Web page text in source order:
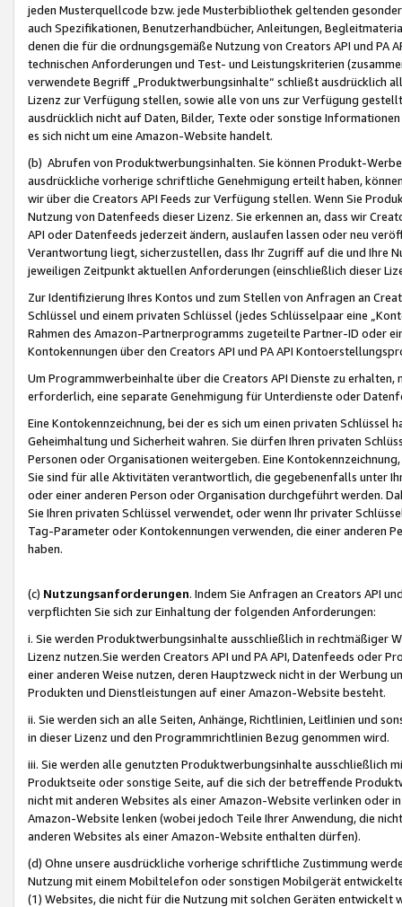
jeden Musterquellcode bzw. jede Musterbibliothek geltenden
auch Spezifikationen, Benutzerhandbücher, Anleitungen,
denen die für die ordnungsgemäße Nutzung von Creators API und PA
technischen Anforderungen und Test- und Leistungskriterien
verwendete Begriff „Produktwerbungsinhalte“ schließt ausdrücklich
Lizenz zur Verfügung stellen, sowie alle von uns zur Verfügung
ausdrücklich nicht auf Daten, Bilder, Texte oder sonstige
es sich nicht um eine Amazon-Website handelt.
(b) Abrufen von Produktwerbungsinhalten. Sie können Produkt-
ausdrückliche vorherige schriftliche Genehmigung erteilt haben,
wir über die Creators API Feeds zur Verfügung stellen. Wenn Sie
Nutzung von Datenfeeds dieser Lizenz. Sie erkennen an, dass wir
API oder Datenfeeds jederzeit ändern, auslaufen lassen oder neu
Verantwortung liegt, sicherzustellen, dass Ihr Zugriff auf die und Ihre
jeweiligen Zeitpunkt aktuellen Anforderungen (einschließlich dieser
Zur Identifizierung Ihres Kontos und zum Stellen von Anfragen an
Schlüssel und einem privaten Schlüssel (jedes Schlüsselpaar eine
Rahmen des Amazon-Partnerprogramms zugeteilte Partner-ID oder
Kontokennungen über den Creators API und PA API
Um Programmwerbeinhalte über die Creators API Dienste zu
erforderlich, eine separate Genehmigung für Unterdienste oder
Eine Kontokennzeichnung, bei der es sich um einen privaten
Geheimhaltung und Sicherheit wahren. Sie dürfen Ihren privaten
Personen oder Organisationen weitergeben. Eine
Sie sind für alle Aktivitäten verantwortlich, die gegebenenfalls unter
oder einer anderen Person oder Organisation durchgeführt werden.
Sie Ihren privaten Schlüssel verwendet, oder wenn Ihr privater
Tag-Parameter oder Kontokennungen verwenden, die einer anderen
haben.
(c) Nutzungsanforderungen. Indem Sie Anfragen an Creators API
verpflichten Sie sich zur Einhaltung der folgenden Anforderungen:
i. Sie werden Produktwerbungsinhalte ausschließlich in rechtmäßiger
Lizenz nutzen.Sie werden Creators API und PA API, Datenfeeds oder
einer anderen Weise nutzen, deren Hauptzweck nicht in der Werbung
Produkten und Dienstleistungen auf einer Amazon-Website besteht.
ii. Sie werden sich an alle Seiten, Anhänge, Richtlinien, Leitlinien und
in dieser Lizenz und den Programmrichtlinien Bezug genommen wird.
iii. Sie werden alle genutzten Produktwerbungsinhalte ausschließlich
Produktseite oder sonstige Seite, auf die sich der betreffende
nicht mit anderen Websites als einer Amazon-Website verlinken oder
Amazon-Website lenken (wobei jedoch Teile Ihrer Anwendung, die
anderen Websites als einer Amazon-Website enthalten dürfen).
(d) Ohne unsere ausdrückliche vorherige schriftliche Zustimmung
Nutzung mit einem Mobiltelefon oder sonstigen Mobilgerät
(1) Websites, die nicht für die Nutzung mit solchen Geräten